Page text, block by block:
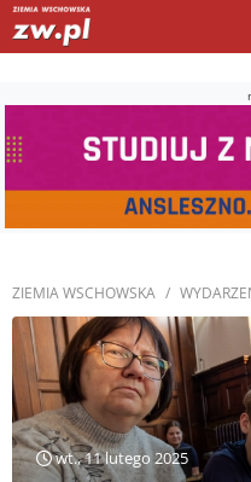
ZIEMIA WSCHOWSKA
wt., 11 lutego 2025